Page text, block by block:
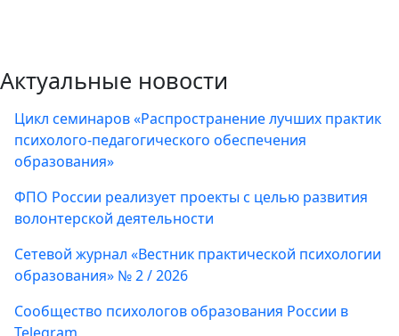
Актуальные новости
Цикл семинаров «Распространение лучших практик
психолого-педагогического обеспечения
образования»
ФПО России реализует проекты с целью развития
волонтерской деятельности
Сетевой журнал «Вестник практической психологии
образования» № 2 / 2026
Сообщество психологов образования России в